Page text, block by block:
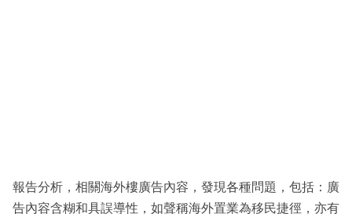
報告分析，相關海外樓廣告內容，發現各種問題，包括：廣
告內容含糊和具誤導性，如聲稱海外置業為移民捷徑，亦有